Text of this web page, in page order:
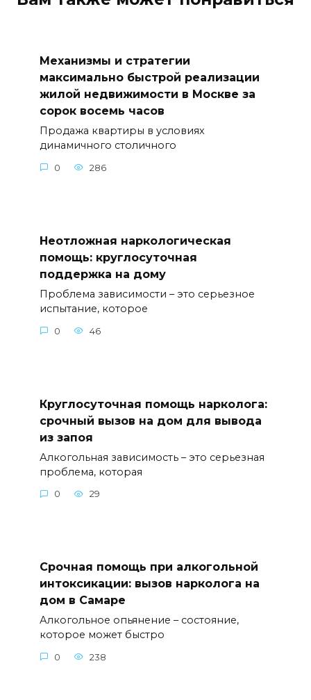
Механизмы и стратегии
максимально быстрой реализации
жилой недвижимости в Москве за
сорок восемь часов
Продажа квартиры в условиях
динамичного столичного
0 286
Неотложная наркологическая
помощь: круглосуточная
поддержка на дому
Проблема зависимости – это серьезное
испытание, которое
0 46
Круглосуточная помощь нарколога:
срочный вызов на дом для вывода
из запоя
Алкогольная зависимость – это серьезная
проблема, которая
0 29
Срочная помощь при алкогольной
интоксикации: вызов нарколога на
дом в Самаре
Алкогольное опьянение – состояние,
которое может быстро
0 238